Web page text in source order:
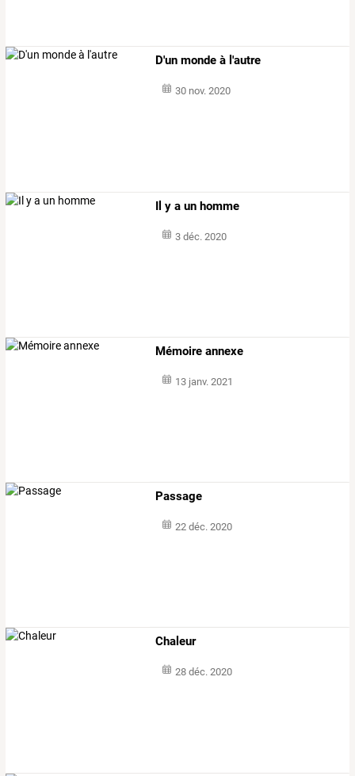
D'un monde à l'autre
30 nov. 2020
Il y a un homme
3 déc. 2020
Mémoire annexe
13 janv. 2021
Passage
22 déc. 2020
Chaleur
28 déc. 2020